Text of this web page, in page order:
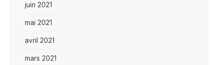
juin 2021
mai 2021
avril 2021
mars 2021